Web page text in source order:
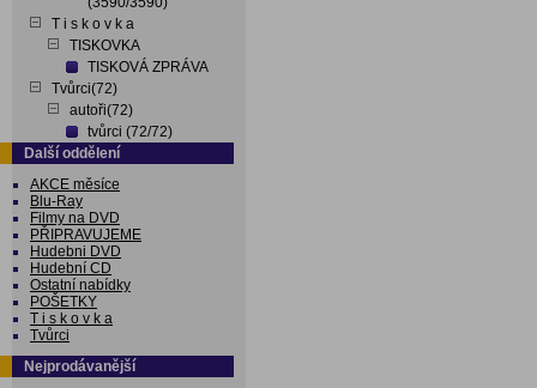
T i s k o v k a
TISKOVKA
TISKOVÁ ZPRÁVA
Tvůrci(72)
autoři(72)
tvůrci (72/72)
Další oddělení
AKCE měsíce
Blu-Ray
Filmy na DVD
PŘIPRAVUJEME
Hudebni DVD
Hudební CD
Ostatní nabídky
POŠETKY
T i s k o v k a
Tvůrci
Nejprodávanější